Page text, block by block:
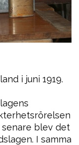
i juni 1919.
blev det
I samma